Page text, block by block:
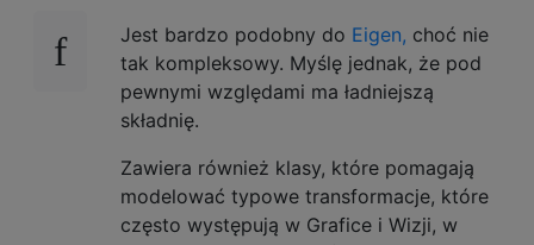
Jest bardzo podobny do Eigen, choć nie
tak kompleksowy. Myślę jednak, że pod
pewnymi względami ma ładniejszą
składnię.
Zawiera również klasy, które pomagają
modelować typowe transformacje, które
często występują w Grafice i Wizji, w